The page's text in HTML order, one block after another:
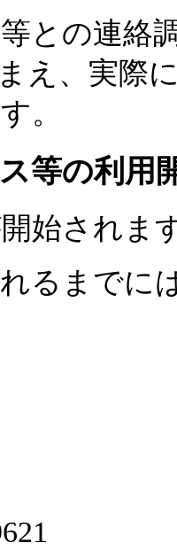
との連絡
え、実際
。
等の利用
始されま
るまでに